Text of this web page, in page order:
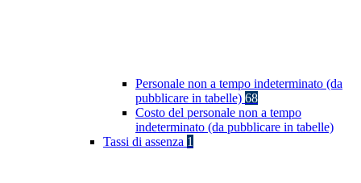
Personale non a tempo indeterminato (da
pubblicare in tabelle) 68
Costo del personale non a tempo
indeterminato (da pubblicare in tabelle)
Tassi di assenza 1